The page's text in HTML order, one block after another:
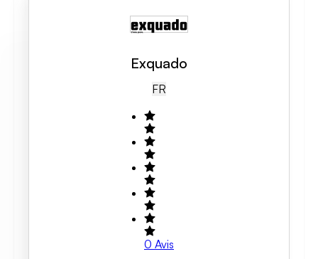
Exquado
FR
0 Avis